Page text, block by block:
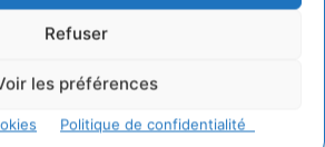
Refuser
les préférences
Politique de confidentialité
LAISSER UN COMMENTAIRE